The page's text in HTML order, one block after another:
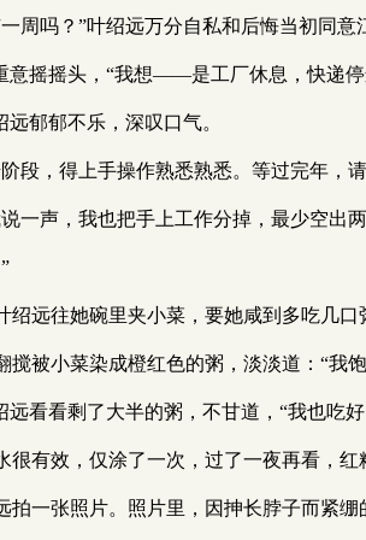
周吗？”叶绍远万分自私和后悔当初同
意摇摇头，“我想——是工厂休息，快递
远郁郁不乐，深叹口气。
段，得上手操作熟悉熟悉。等过完年，
一声，我也把手上工作分掉，最少空出
绍远往她碗里夹小菜，要她咸到多吃几口
搅被小菜染成橙红色的粥，淡淡道：“我
看看剩了大半的粥，不甘道，“我也吃
很有效，仅涂了一次，过了一夜再看，
拍一张照片。照片里，因抻长脖子而紧绷